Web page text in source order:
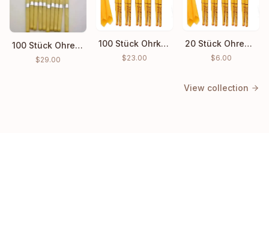
100 Stück Ohrenkerzen Ohrenreinigungs-Wachs Großhandelspreis
$29.00
100 Stück Ohrkerzen Hopi Ohrenwachs Indian Coning Reinigung
$23.00
20 Stück Ohrenkerzen Hopi Ear Wax Indian Coning Duft Reinigung
$6.00
View collection